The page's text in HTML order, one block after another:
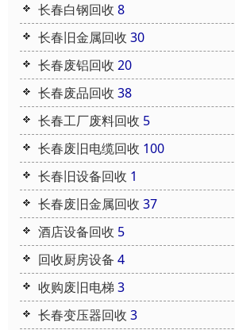
长春白钢回收 8
长春旧金属回收 30
长春废铝回收 20
长春废品回收 38
长春工厂废料回收 5
长春废旧电缆回收 100
长春旧设备回收 1
长春废旧金属回收 37
酒店设备回收 5
回收厨房设备 4
收购废旧电梯 3
长春变压器回收 3